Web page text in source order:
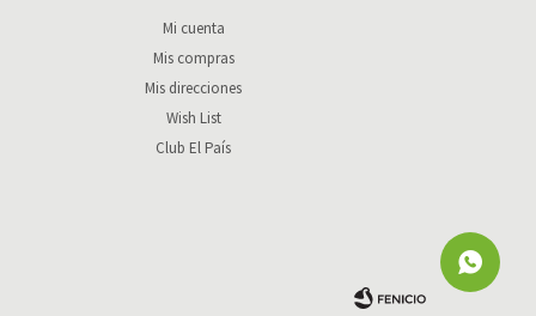
Mi cuenta
Mis compras
Mis direcciones
Wish List
Club El País